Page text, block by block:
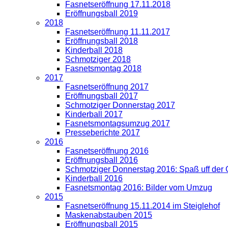
Fasnetseröffnung 17.11.2018
Eröffnungsball 2019
2018
Fasnetseröffnung 11.11.2017
Eröffnungsball 2018
Kinderball 2018
Schmotziger 2018
Fasnetsmontag 2018
2017
Fasnetseröffnung 2017
Eröffnungsball 2017
Schmotziger Donnerstag 2017
Kinderball 2017
Fasnetsmontagsumzug 2017
Presseberichte 2017
2016
Fasnetseröffnung 2016
Eröffnungsball 2016
Schmotziger Donnerstag 2016: Spaß uff der
Kinderball 2016
Fasnetsmontag 2016: Bilder vom Umzug
2015
Fasnetseröffnung 15.11.2014 im Steiglehof
Maskenabstauben 2015
Eröffnungsball 2015